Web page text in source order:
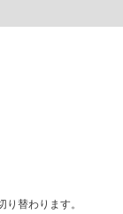
替わります。